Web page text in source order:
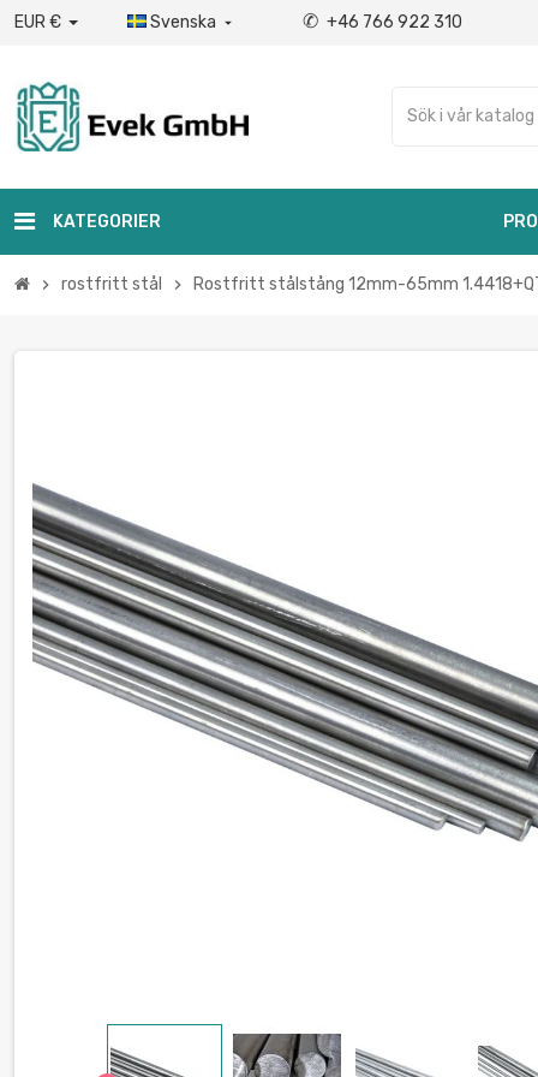
EUR € Svenska  ✆ +46 766 922 310
KATEGORIER
chevron_right rostfritt stål chevron_right Rostfritt stålstång 12mm-65mm